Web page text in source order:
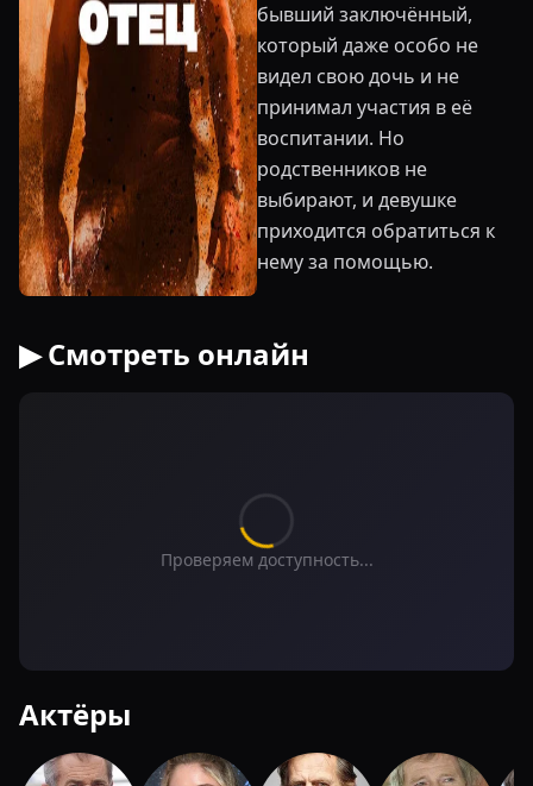
бывший заключённый,
который даже особо не
видел свою дочь и не
принимал участия в её
воспитании. Но
родственников не
выбирают, и девушке
приходится обратиться к
нему за помощью.
▶ Смотреть онлайн
Проверяем доступность...
Актёры